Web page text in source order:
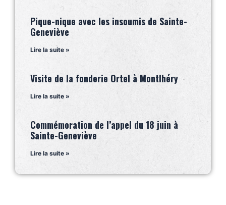
Pique-nique avec les insoumis de Sainte-
Geneviève
Lire la suite »
Visite de la fonderie Ortel à Montlhéry
Lire la suite »
Commémoration de l’appel du 18 juin à
Sainte-Geneviève
Lire la suite »